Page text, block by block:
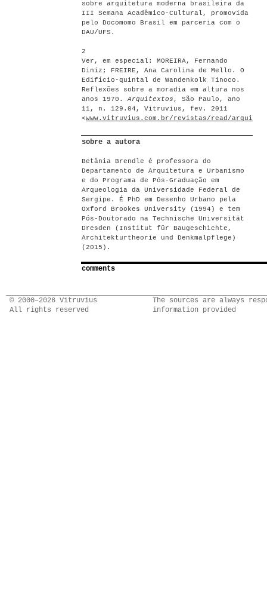
sobre arquitetura moderna brasileira da
III Semana Acadêmico-Cultural, promovida
pelo Docomomo Brasil em parceria com o
DAU/UFS.
2
Ver, em especial: MOREIRA, Fernando
Diniz; FREIRE, Ana Carolina de Mello. O
Edifício-quintal de Wandenkolk Tinoco.
Reflexões sobre a moradia em altura nos
anos 1970.Arquitextos , São Paulo, ano
11, n. 129.04, Vitruvius, fev. 2011
<www.vitruvius.com.br/revistas/read/
sobre a autora
Betânia Brendle é professora do
Departamento de Arquitetura e Urbanismo
e do Programa de Pós-Graduação em
Arqueologia da Universidade Federal de
Sergipe. É PhD em Desenho Urbano pela
Oxford Brookes University (1994) e tem
Pós-Doutorado na Technische Universität
Dresden (Institut für Baugeschichte,
Architekturtheorie und Denkmalpflege)
(2015).
comments
© 2000–2026 Vitruvius
All rights reserved
The sources are always
information provided